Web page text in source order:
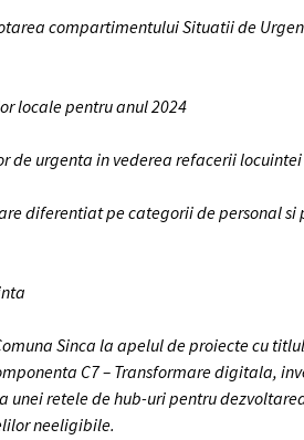
compartimentului Situatii de
locale pentru anul 2024
urgenta in vederea refacerii
diferentiat pe categorii de personal si
Sinca la apelul de proiecte cu
C7 – Transformare digitala,
retele de hub-uri pentru
neeligibile.